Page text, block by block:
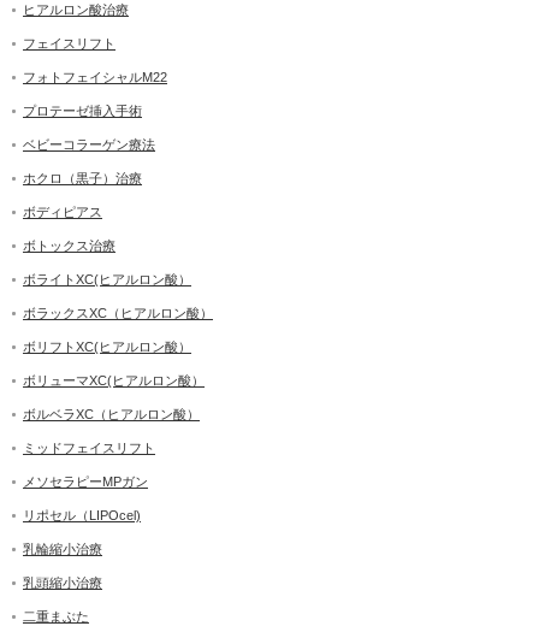
ヒアルロン酸治療
フェイスリフト
フォトフェイシャルM22
プロテーゼ挿入手術
ベビーコラーゲン療法
ホクロ（黒子）治療
ボディピアス
ボトックス治療
ボライトXC(ヒアルロン酸）
ボラックスXC（ヒアルロン酸）
ボリフトXC(ヒアルロン酸）
ボリューマXC(ヒアルロン酸）
ボルベラXC（ヒアルロン酸）
ミッドフェイスリフト
メソセラピーMPガン
リポセル（LIPOcel)
乳輪縮小治療
乳頭縮小治療
二重まぶた